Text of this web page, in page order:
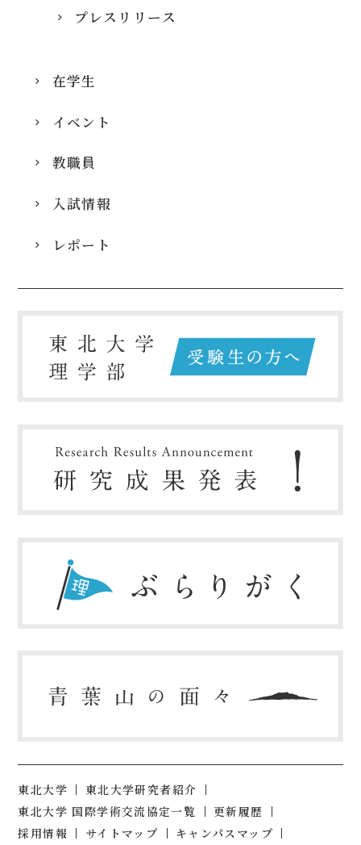
プレスリリース
在学生
イベント
教職員
入試情報
レポート
東北大学
東北大学研究者紹介
東北大学 国際学術交流協定一覧
更新履歴
採用情報
サイトマップ キャンパスマップ